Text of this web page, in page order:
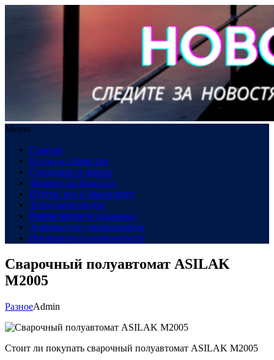
Меню
Главная
В сердце общества
Созидание и рынок
Финансовый компас
В пути: все о транспорте
Техно-революция
Рынок жилья в динамике
Здоровье под микроскопом
Инновации и возможности
Сварочный полуавтомат ASILAK
M2005
РазноеAdmin
Стоит ли покупать сварочный полуавтомат ASILAK M2005